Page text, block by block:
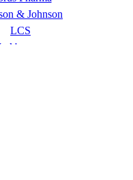
& Johnson
LCS